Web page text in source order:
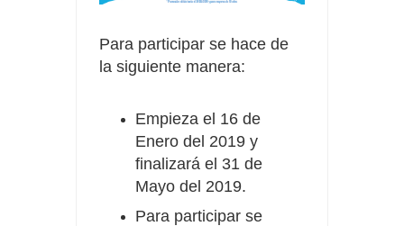
Para participar se hace de
la siguiente manera:
Empieza el 16 de
Enero del 2019 y
finalizará el 31 de
Mayo del 2019.
Para participar se